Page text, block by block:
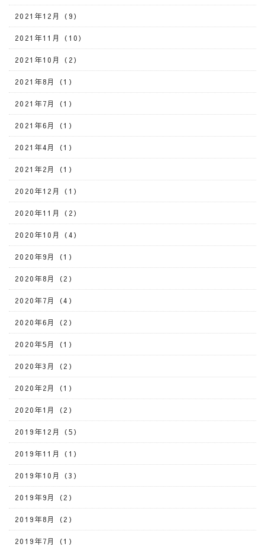
2021年12月（9）
2021年11月（10）
2021年10月（2）
2021年8月（1）
2021年7月（1）
2021年6月（1）
2021年4月（1）
2021年2月（1）
2020年12月（1）
2020年11月（2）
2020年10月（4）
2020年9月（1）
2020年8月（2）
2020年7月（4）
2020年6月（2）
2020年5月（1）
2020年3月（2）
2020年2月（1）
2020年1月（2）
2019年12月（5）
2019年11月（1）
2019年10月（3）
2019年9月（2）
2019年8月（2）
2019年7月（1）